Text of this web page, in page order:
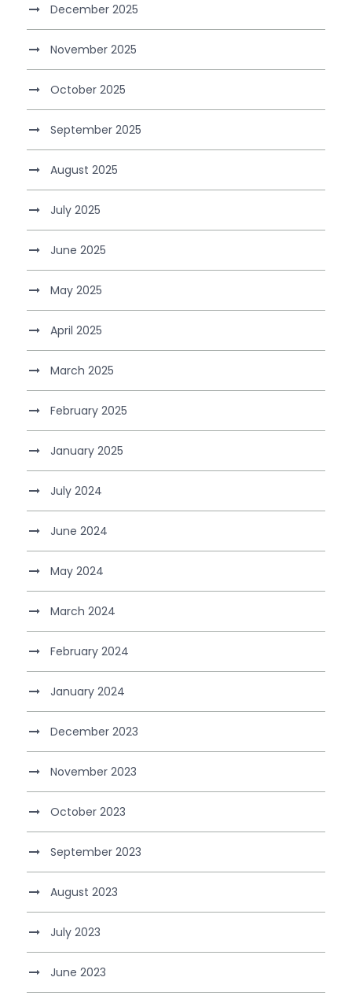
December 2025
November 2025
October 2025
September 2025
August 2025
July 2025
June 2025
May 2025
April 2025
March 2025
February 2025
January 2025
July 2024
June 2024
May 2024
March 2024
February 2024
January 2024
December 2023
November 2023
October 2023
September 2023
August 2023
July 2023
June 2023